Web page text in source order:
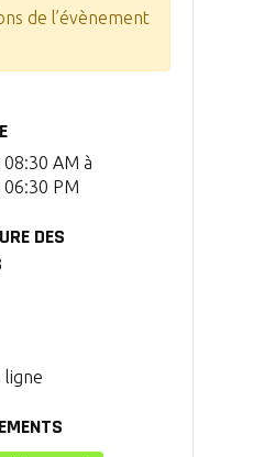
de l’évènement
AM à
PM
DES
ligne